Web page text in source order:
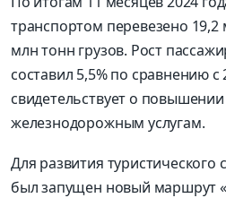
транспортом перевезено
млн тонн грузов. Рост
составил 5,5% по сравнению с
свидетельствует о
железнодорожным услугам.
Для развития туристического
был запущен новый маршрут